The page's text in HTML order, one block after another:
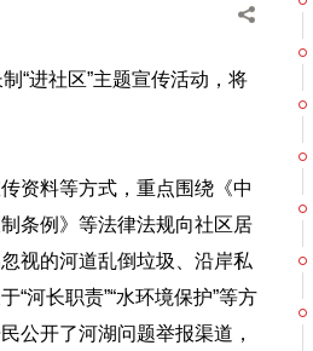
“进社区”主题宣传活动，将
资料等方式，重点围绕《中
条例》等法律法规向社区居
视的河道乱倒垃圾、沿岸私
河长职责”“水环境保护”等方
公开了河湖问题举报渠道，